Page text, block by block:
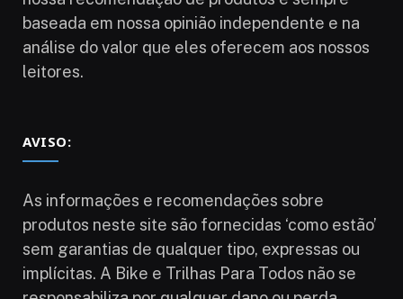
baseada em nossa opinião independente e na
análise do valor que eles oferecem aos nossos
leitores.
AVISO:
As informações e recomendações sobre
produtos neste site são fornecidas ‘como estão’
sem garantias de qualquer tipo, expressas ou
implícitas. A Bike e Trilhas Para Todos não se